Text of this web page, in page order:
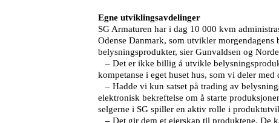
Egne utviklingsavdelinger
SG Armaturen har i dag 10 000 kvm
Odense Danmark, som utvikler
belysningsprodukter, sier Gunvaldsen og
– Det er ikke billig å utvikle
kompetanse i eget huset hus, som vi deler med
– Hadde vi kun satset på trading av
elektronisk bekreftelse om å starte
selgerne i SG spiller en aktiv rolle i
– Det gir dem et eierskap til produktene. De